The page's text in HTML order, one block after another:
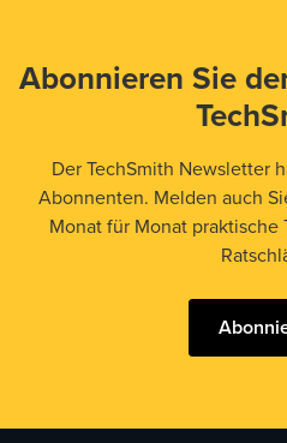
Abonnieren Sie
Der TechSmith Newsletter
Abonnenten. Melden auch
Monat für Monat